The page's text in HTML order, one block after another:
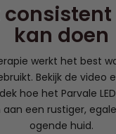
kan doen
werkt het best
Bekijk de video
hoe het Parvale
aan een rustiger,
ogende huid.